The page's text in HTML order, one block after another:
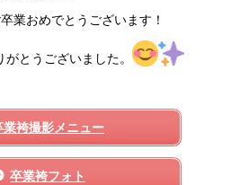
業おめでとうございます！
とうございました。
業袴撮影メニュー
卒業袴フォト